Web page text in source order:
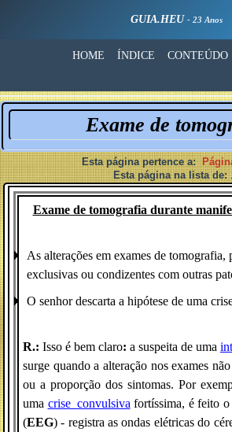
GUIA.HEU - 23 Anos
HOME ÍNDICE CONTEÚDO
Exame de
Esta página pertence a:
Esta página na lista de:
Exame de tomografia durante
As alterações em exames de tomografia,
exclusivas ou condizentes com outras
O senhor descarta a hipótese de uma
R.: Isso é bem claro: a suspeita de uma
surge quando a alteração nos exames
ou a proporção dos sintomas. Por
uma crise_convulsiva fortíssima, é feito o
(EEG) - registra as ondas elétricas do